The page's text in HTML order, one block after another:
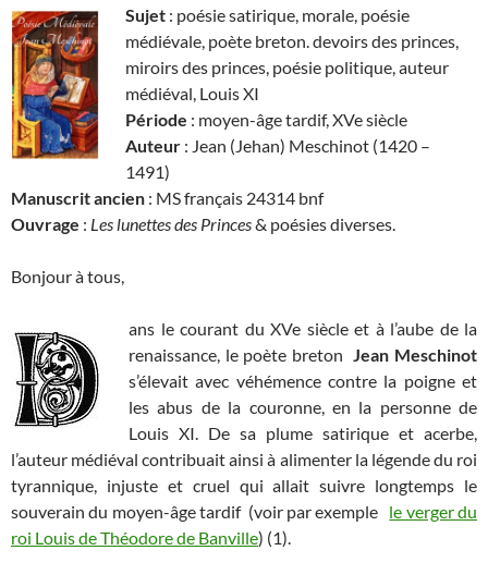
Sujet : poésie satirique, morale, poésie
médiévale, poète breton. devoirs des princes,
miroirs des princes, poésie politique, auteur
médiéval, Louis XI
Période : moyen-âge tardif, XVe siècle
Auteur : Jean (Jehan) Meschinot (1420 –
1491)
Manuscrit ancien : MS français 24314 bnf
Ouvrage : Les lunettes des Princes& poésies diverses.
Bonjour à tous,
ans le courant du XVe siècle et à l’aube de la
renaissance, le poète breton Jean Meschinot
s’élevait avec véhémence contre la poigne et
les abus de la couronne, en la personne de
Louis XI. De sa plume satirique et acerbe,
l’auteur médiéval contribuait ainsi à alimenter la légende du roi
tyrannique, injuste et cruel qui allait suivre longtemps le
souverain du moyen-âge tardif (voir par exemple le verger du
roi Louis de Théodore de Banville) (1).